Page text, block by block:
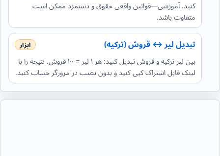
کنید. آموزشی—قوانین واقعی حقوق و دستمزد ممکن است
متفاوت باشد.
تبدیل لیر ↔ قروش (ترکیه)
بین لیر ترکیه و قروش تبدیل کنید: هر ۱ لیر = ۱۰۰ قروش. نتیجه را با
لینک قابل اشتراک کپی کنید و بدون نصب در مرورگر حساب کنید.